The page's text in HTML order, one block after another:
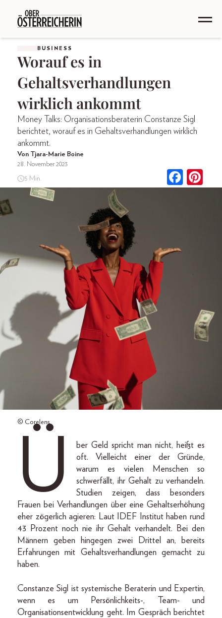
BUSINESS
Worauf es in
Gehaltsverhandlungen
wirklich ankommt
Money Talks: Organisationsberaterin Constanze Sigl
berichtet, worauf es in Gehaltsverhandlungen wirklich
ankommt.
Von Tjara-Marie Boine
28. November 2023
5 Min.
© Corelens
Ü
ber Geld spricht man nicht, heißt es
oft. Vielleicht einer der Gründe,
warum es vielen Menschen so
schwerfällt, ihr Gehalt zu verhandeln.
Studien zeigen, dass besonders
Frauen bei Verhandlungen über eine Gehaltserhöhung
eher zögerlich agieren: Laut IDEF Institut haben rund
43 Prozent noch nie ihr Gehalt verhandelt. Bei den
Männern geben hingegen zwei Drittel an, bereits
Erfahrungen mit Gehaltsverhandlungen gemacht zu
haben.
Constanze Sigl ist systemische Beraterin und Expertin,
wenn es um Persönlichkeits-, Team- und
Organisationsentwicklung geht. Im Gespräch berichtet